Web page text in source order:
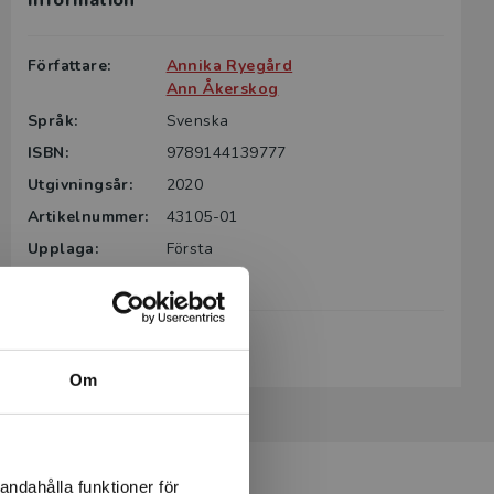
Om
funktioner för
Författare:
Annika Ryegård
Ann Åkerskog
Språk:
Svenska
ISBN:
9789144139777
Utgivningsår:
2020
Artikelnummer:
43105-01
Upplaga:
Första